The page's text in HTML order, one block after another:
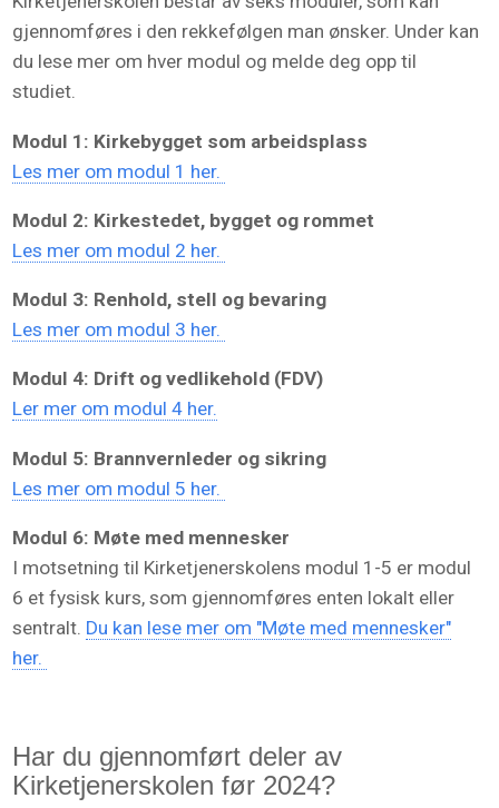
gjennomføres i den rekkefølgen man ønsker. Under kan
du lese mer om hver modul og melde deg opp til
studiet.
Modul 1: Kirkebygget som arbeidsplass
Les mer om modul 1 her.
Modul 2: Kirkestedet, bygget og rommet
Les mer om modul 2 her.
Modul 3: Renhold, stell og bevaring
Les mer om modul 3 her.
Modul 4: Drift og vedlikehold (FDV)
Ler mer om modul 4 her.
Modul 5: Brannvernleder og sikring
Les mer om modul 5 her.
Modul 6: Møte med mennesker
I motsetning til Kirketjenerskolens modul 1-5 er modul
6 et fysisk kurs, som gjennomføres enten lokalt eller
sentralt. Du kan lese mer om "Møte med mennesker"
her.
Har du gjennomført deler av
Kirketjenerskolen før 2024?